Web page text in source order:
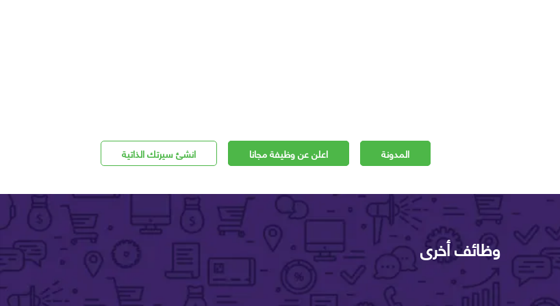
المدونة اعلن عن وظيفة مجانا انشئ سيرتك الذاتية
وظائف أخرى